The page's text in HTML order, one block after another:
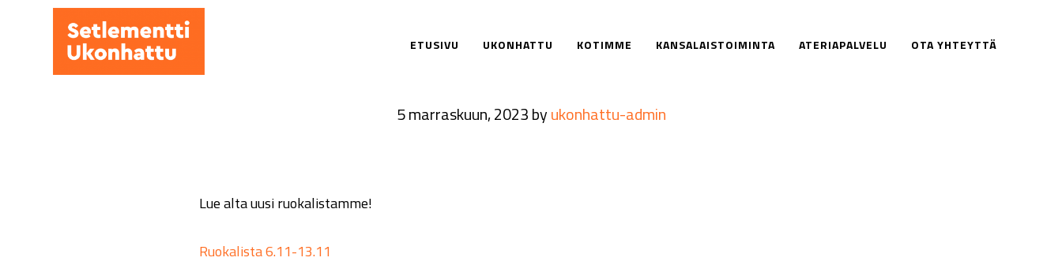
pääsisältöön
ETUSIVU UKONHATTU KOTIMME KANSALAISTOIMINTA ATERIAPALVELU OTA YHTEYTTÄ
Ruokalista 6.11-13.11
5 marraskuun, 2023byukonhattu-admin
Lue alta uusi ruokalistamme!
Ruokalista 6.11-13.11